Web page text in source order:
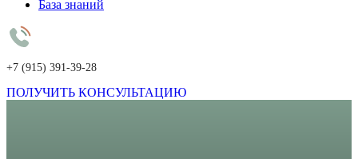
База знаний
+7 (915) 391-39-28
ПОЛУЧИТЬ КОНСУЛЬТАЦИЮ